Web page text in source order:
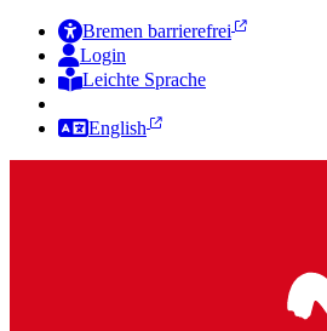
Bremen barrierefrei
Login
Leichte Sprache
English